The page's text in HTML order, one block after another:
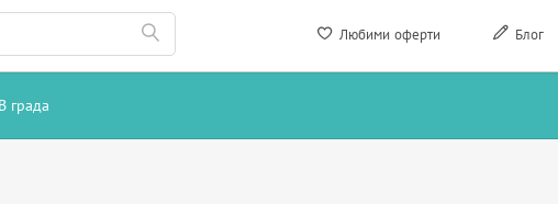
Любими оферти Блог
В града